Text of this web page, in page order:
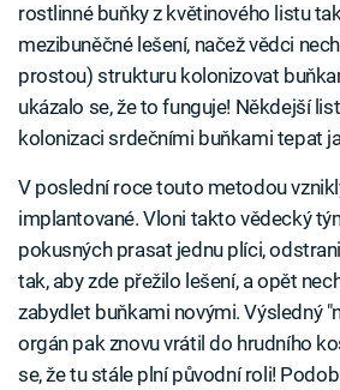
rostlinné buňky z květinového listu
mezibuněčné lešení, načež vědci
prostou) strukturu kolonizovat
ukázalo se, že to funguje! Někdejší
kolonizaci srdečními buňkami tepat
V poslední roce touto metodou
implantované. Vloni takto vědecký
pokusných prasat jednu plíci,
tak, aby zde přežilo lešení, a opět
zabydlet buňkami novými. Výsledný
orgán pak znovu vrátil do hrudního
se, že tu stále plní původní roli!